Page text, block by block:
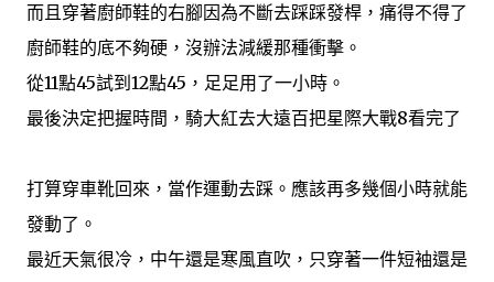
而且穿著廚師鞋的右腳因為不斷去踩踩發桿，痛得不得了
廚師鞋的底不夠硬，沒辦法減緩那種衝擊。
從11點45試到12點45，足足用了一小時。
最後決定把握時間，騎大紅去大遠百把星際大戰8看完了
打算穿車靴回來，當作運動去踩。應該再多幾個小時就能
發動了。
最近天氣很冷，中午還是寒風直吹，只穿著一件短袖還是